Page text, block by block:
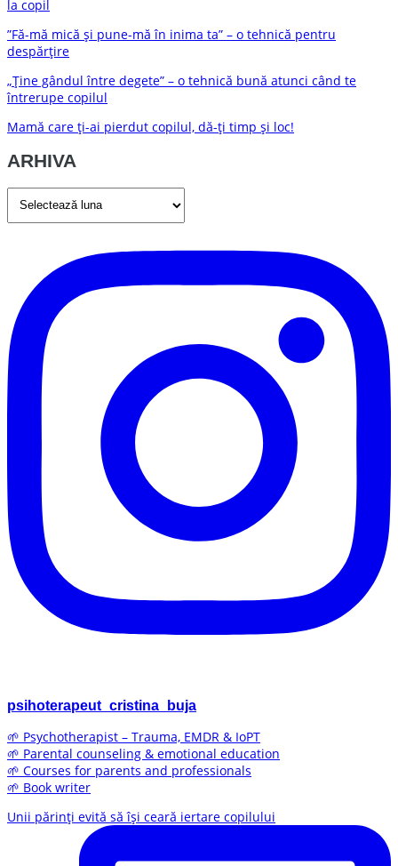
la copil
”Fă-mă mică și pune-mă în inima ta” – o tehnică pentru
despărțire
„Ține gândul între degete” – o tehnică bună atunci când te
întrerupe copilul
Mamă care ți-ai pierdut copilul, dă-ți timp și loc!
ARHIVA
psihoterapeut_cristina_buja
🌱 Psychotherapist – Trauma, EMDR & IoPT
🌱 Parental counseling & emotional education
🌱 Courses for parents and professionals
🌱 Book writer
Unii părinți evită să își ceară iertare copilului